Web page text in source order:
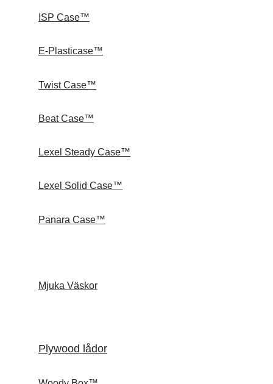
ISP Case™
E-Plasticase™
Twist Case™
Beat Case™
Lexel Steady Case™
Lexel Solid Case™
Panara Case™
Mjuka Väskor
Plywood lådor